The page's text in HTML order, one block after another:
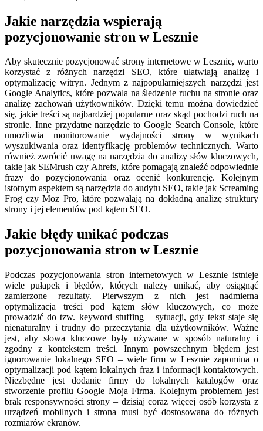
Jakie narzędzia wspierają
pozycjonowanie stron w Lesznie
Aby skutecznie pozycjonować strony internetowe w Lesznie, warto
korzystać z różnych narzędzi SEO, które ułatwiają analizę i
optymalizację witryn. Jednym z najpopularniejszych narzędzi jest
Google Analytics, które pozwala na śledzenie ruchu na stronie oraz
analizę zachowań użytkowników. Dzięki temu można dowiedzieć
się, jakie treści są najbardziej popularne oraz skąd pochodzi ruch na
stronie. Inne przydatne narzędzie to Google Search Console, które
umożliwia monitorowanie wydajności strony w wynikach
wyszukiwania oraz identyfikację problemów technicznych. Warto
również zwrócić uwagę na narzędzia do analizy słów kluczowych,
takie jak SEMrush czy Ahrefs, które pomagają znaleźć odpowiednie
frazy do pozycjonowania oraz ocenić konkurencję. Kolejnym
istotnym aspektem są narzędzia do audytu SEO, takie jak Screaming
Frog czy Moz Pro, które pozwalają na dokładną analizę struktury
strony i jej elementów pod kątem SEO.
Jakie błędy unikać podczas
pozycjonowania stron w Lesznie
Podczas pozycjonowania stron internetowych w Lesznie istnieje
wiele pułapek i błędów, których należy unikać, aby osiągnąć
zamierzone rezultaty. Pierwszym z nich jest nadmierna
optymalizacja treści pod kątem słów kluczowych, co może
prowadzić do tzw. keyword stuffing – sytuacji, gdy tekst staje się
nienaturalny i trudny do przeczytania dla użytkowników. Ważne
jest, aby słowa kluczowe były używane w sposób naturalny i
zgodny z kontekstem treści. Innym powszechnym błędem jest
ignorowanie lokalnego SEO – wiele firm w Lesznie zapomina o
optymalizacji pod kątem lokalnych fraz i informacji kontaktowych.
Niezbędne jest dodanie firmy do lokalnych katalogów oraz
stworzenie profilu Google Moja Firma. Kolejnym problemem jest
brak responsywności strony – dzisiaj coraz więcej osób korzysta z
urządzeń mobilnych i strona musi być dostosowana do różnych
rozmiarów ekranów.